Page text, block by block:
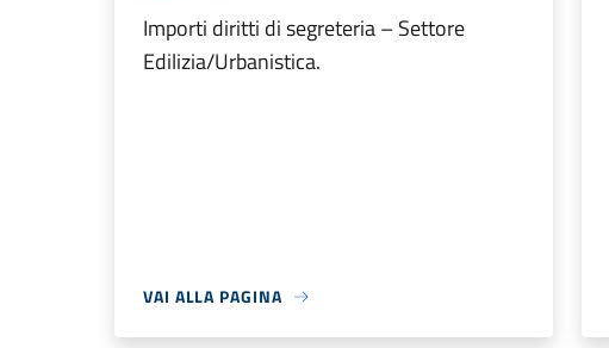
Importi diritti di segreteria – Settore
Edilizia/Urbanistica.
VAI ALLA PAGINA